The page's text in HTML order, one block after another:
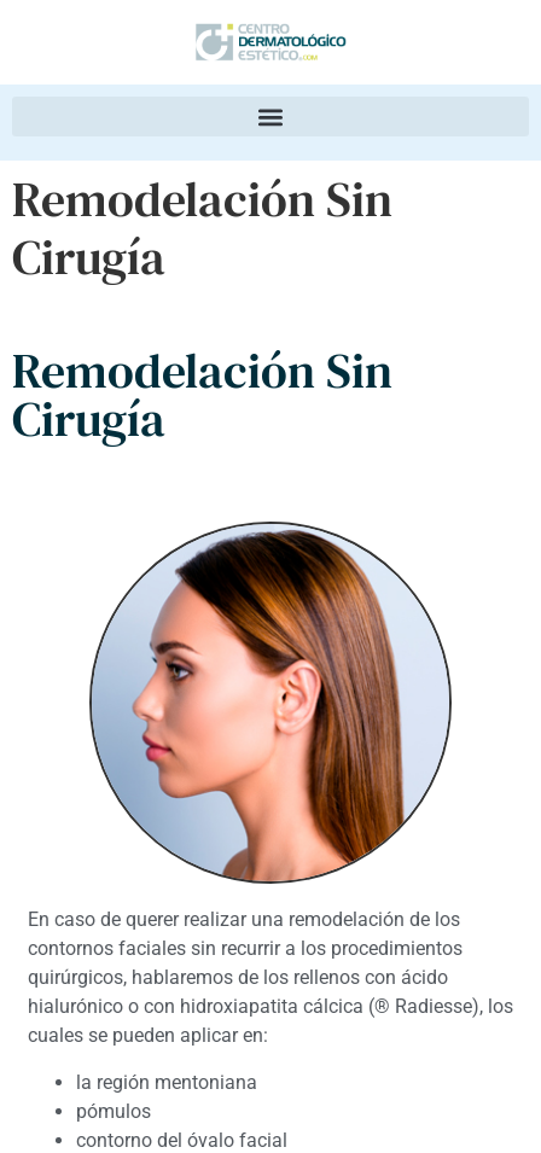
Remodelación Sin
Cirugía
Remodelación Sin
Cirugía
En caso de querer realizar una remodelación de los
contornos faciales sin recurrir a los procedimientos
quirúrgicos, hablaremos de los rellenos con ácido
hialurónico o con hidroxiapatita cálcica (® Radiesse), los
cuales se pueden aplicar en:
la región mentoniana
pómulos
contorno del óvalo facial